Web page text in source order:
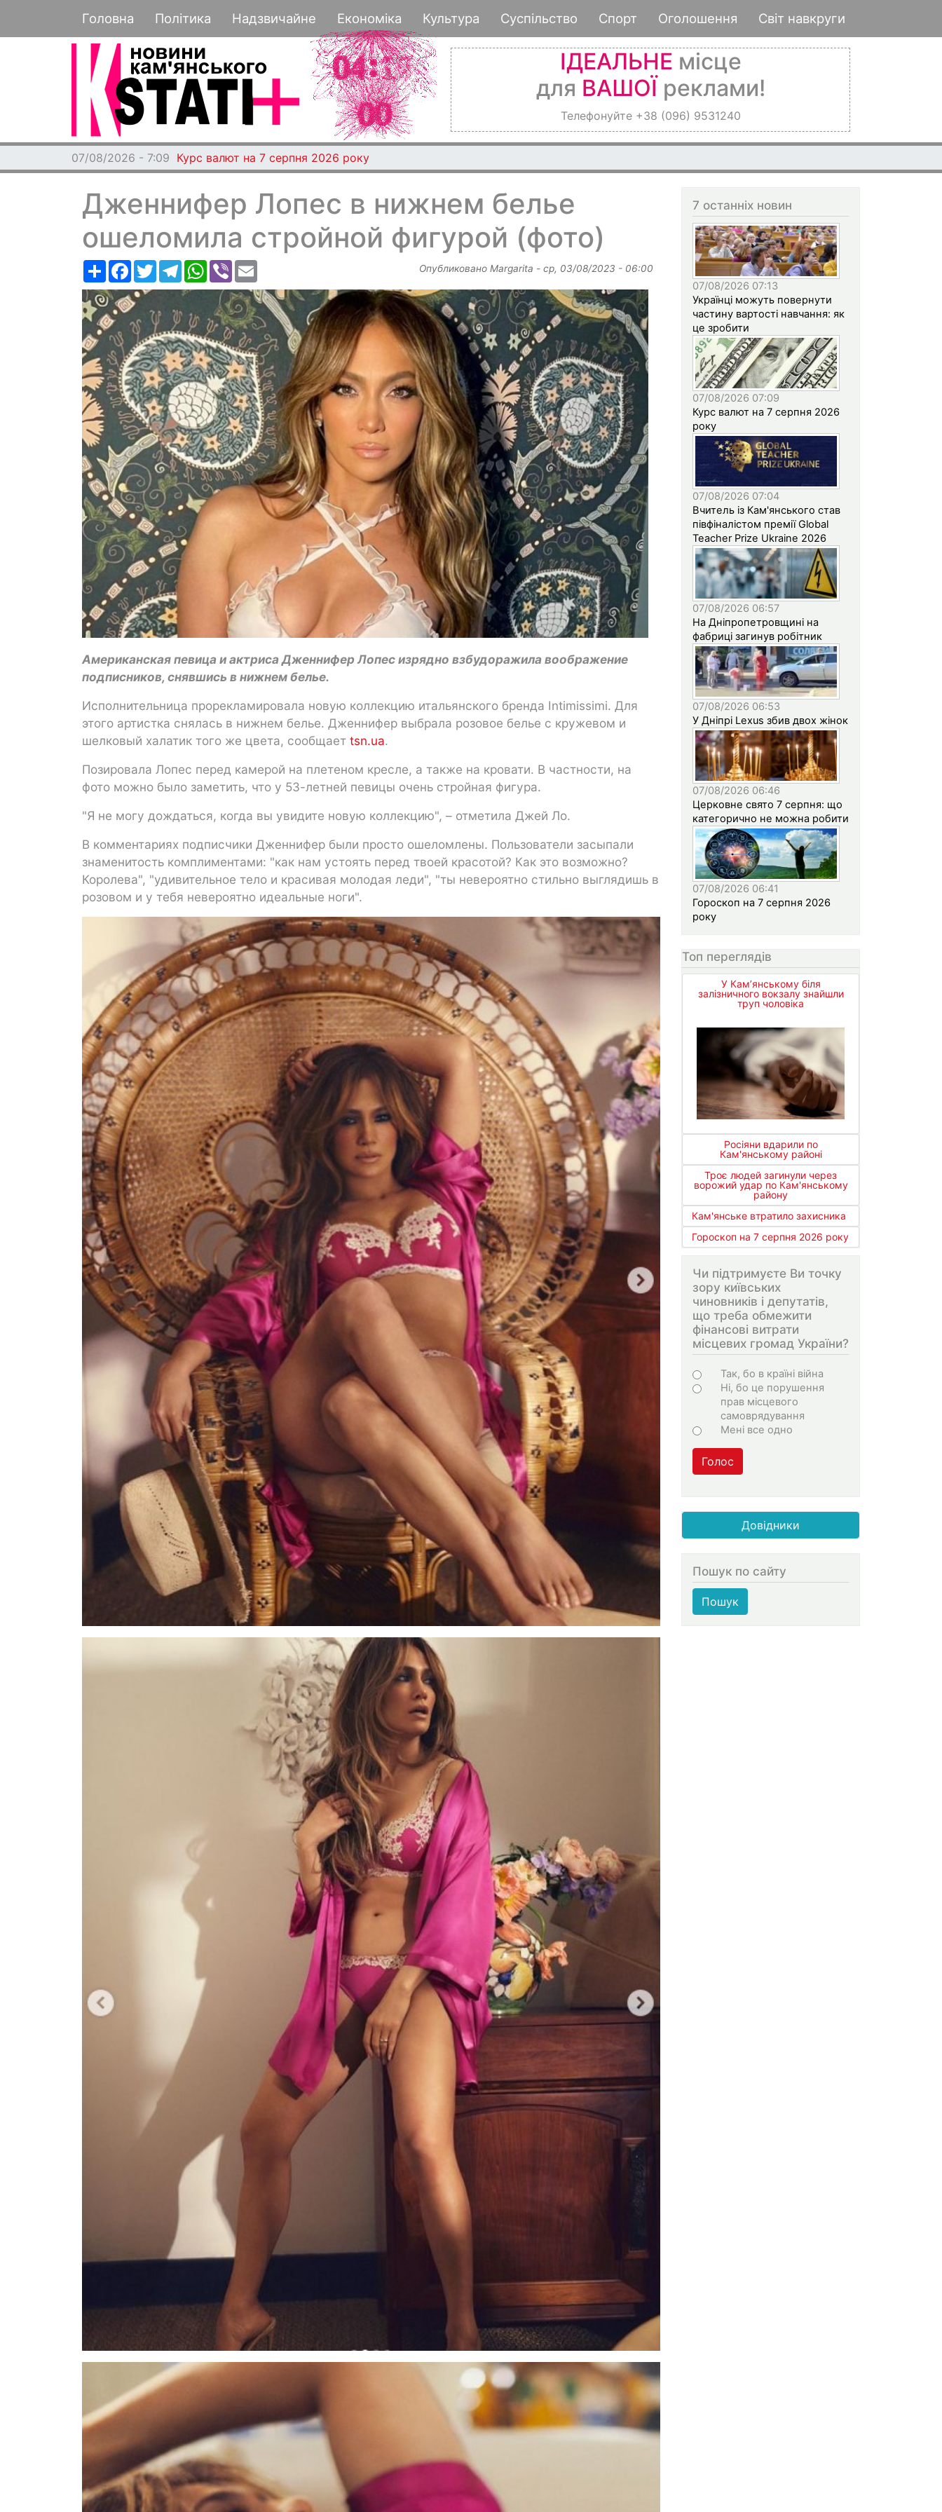
к
основному
Основная навигация
Головна Політика Надзвичайне Економіка Культура Суспільство Спорт Оголошення Світ навкруги
ІДЕАЛЬНЕ місце
для ВАШОЇ реклами!
Телефонуйте +38 (096) 9531240
07/08/2026 - 7:04 Вчитель із Кам'янського став півфіналістом премії Global Teacher Prize Ukraine 2026
Дженнифер Лопес в нижнем белье
ошеломила стройной фигурой (фото)
РесурсFacebook
TwitterTelegramWhatsApp
Viber Опубликовано Margarita - ср, 03/08/2023 - 06:00
Американская певица и актриса Дженнифер Лопес изрядно взбудоражила воображение
подписников, снявшись в нижнем белье.
Исполнительница прорекламировала новую коллекцию итальянского бренда Intimissimi. Для
этого артистка снялась в нижнем белье. Дженнифер выбрала розовое белье с кружевом и
шелковый халатик того же цвета, сообщает tsn.ua.
Позировала Лопес перед камерой на плетеном кресле, а также на кровати. В частности, на
фото можно было заметить, что у 53-летней певицы очень стройная фигура.
"Я не могу дождаться, когда вы увидите новую коллекцию", – отметила Джей Ло.
В комментариях подписчики Дженнифер были просто ошеломлены. Пользователи засыпали
знаменитость комплиментами: "как нам устоять перед твоей красотой? Как это возможно?
Королева", "удивительное тело и красивая молодая леди", "ты невероятно стильно выглядишь в
розовом и у тебя невероятно идеальные ноги".
7 останніх новин
07/08/2026 07:13
Українці можуть повернути
частину вартості навчання: як
це зробити
07/08/2026 07:09
Курс валют на 7 серпня 2026
року
07/08/2026 07:04
Вчитель із Кам'янського став
півфіналістом премії Global
Teacher Prize Ukraine 2026
07/08/2026 06:57
На Дніпропетровщині на
фабриці загинув робітник
07/08/2026 06:53
У Дніпрі Lexus збив двох жінок
07/08/2026 06:46
Церковне свято 7 серпня: що
категорично не можна робити
07/08/2026 06:41
Гороскоп на 7 серпня 2026
року
Топ переглядів
У Кам’янському біля
залізничного вокзалу знайшли
труп чоловіка
Росіяни вдарили по
Кам'янському районі
Троє людей загинули через
ворожий удар по Кам'янському
району
Кам'янське втратило захисника
Гороскоп на 7 серпня 2026 року
Чи підтримуєте Ви точку
зору київських
чиновників і депутатів,
що треба обмежити
фінансові витрати
місцевих громад України?
Choices
Так, бо в країні війна
Ні, бо це порушення
прав місцевого
самоврядування
Мені все одно
Голос
Довідники
Пошук по сайту
Пошук